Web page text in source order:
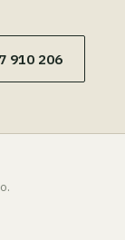
910 206